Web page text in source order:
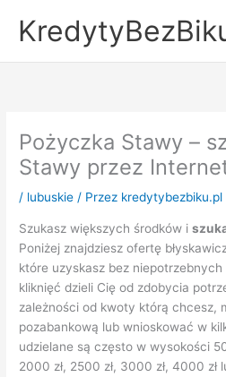
Pożyczka Stawy –
Stawy przez
/ lubuskie / Przez kredytybezbiku.pl
Szukasz większych środków i
Poniżej znajdziesz ofertę
które uzyskasz bez
kliknięć dzieli Cię od zdobycia
zależności od kwoty którą chcesz,
pozabankową lub wnioskować w
udzielane są często w wysokości
2000 zł, 2500 zł, 3000 zł, 4000 zł